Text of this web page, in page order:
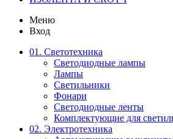
Меню
Вход
01. Светотехника
Светодиодные лампы
Лампы
Светильники
Фонари
Светодиодные ленты
Комплектующие для
02. Электротехника